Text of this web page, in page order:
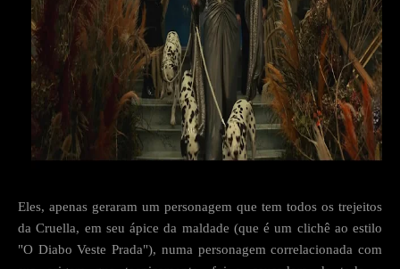
Eles, apenas geraram um personagem que tem todos os trejeitos
da Cruella, em seu ápice da maldade (que é um clichê ao estilo
"O Diabo Veste Prada"), numa personagem correlacionada com